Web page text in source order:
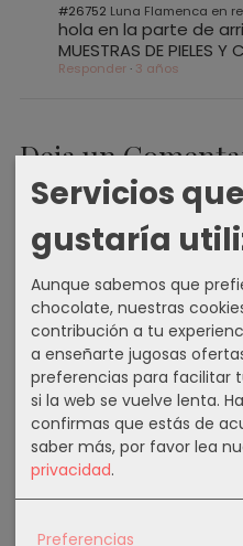
#26752
Luna
hola en la parte de
MUESTRAS DE PIELES Y
Responder· 3 años
Deja un
Nombre
Email
Tu email no será publicado
Comentario
Servicios
gustaría
Aunque sabemos que
chocolate, nuestras
contribución a tu
a enseñarte jugosas
preferencias para facilitar
si la web se vuelve lenta.
confirmas que estás de
saber más, por favor lea
privacidad.
Preferencias